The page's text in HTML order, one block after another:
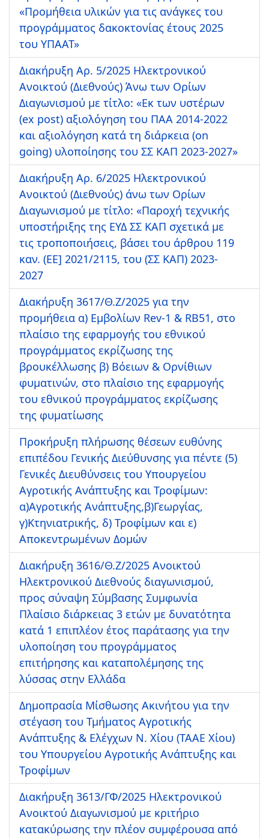
«Προμήθεια υλικών για τις ανάγκες του
προγράμματος δακοκτονίας έτους 2025
του ΥΠΑΑΤ»
Διακήρυξη Αρ. 5/2025 Ηλεκτρονικού
Ανοικτού (Διεθνούς) Άνω των Ορίων
Διαγωνισμού με τίτλο: «Εκ των υστέρων
(ex post) αξιολόγηση του ΠΑΑ 2014-2022
και αξιολόγηση κατά τη διάρκεια (on
going) υλοποίησης του ΣΣ ΚΑΠ 2023-2027»
Διακήρυξη Αρ. 6/2025 Ηλεκτρονικού
Ανοικτού (Διεθνούς) άνω των Ορίων
Διαγωνισμού με τίτλο: «Παροχή τεχνικής
υποστήριξης της ΕΥΔ ΣΣ ΚΑΠ σχετικά με
τις τροποποιήσεις, βάσει του άρθρου 119
καν. (ΕΕ] 2021/2115, του (ΣΣ ΚΑΠ) 2023-
2027
Διακήρυξη 3617/Θ.Ζ/2025 για την
προμήθεια α) Εμβολίων Rev-1 & RB51, στο
πλαίσιο της εφαρμογής του εθνικού
προγράμματος εκρίζωσης της
βρουκέλλωσης β) Βόειων & Ορνίθιων
φυματινών, στο πλαίσιο της εφαρμογής
του εθνικού προγράμματος εκρίζωσης
της φυματίωσης
Προκήρυξη πλήρωσης θέσεων ευθύνης
επιπέδου Γενικής Διεύθυνσης για πέντε (5)
Γενικές Διευθύνσεις του Υπουργείου
Αγροτικής Ανάπτυξης και Τροφίμων:
α)Αγροτικής Ανάπτυξης,β)Γεωργίας,
γ)Κτηνιατρικής, δ) Τροφίμων και ε)
Αποκεντρωμένων Δομών
Διακήρυξη 3616/Θ.Ζ/2025 Ανοικτού
Ηλεκτρονικού Διεθνούς διαγωνισμού,
προς σύναψη Σύμβασης Συμφωνία
Πλαίσιο διάρκειας 3 ετών με δυνατότητα
κατά 1 επιπλέον έτος παράτασης για την
υλοποίηση του προγράμματος
επιτήρησης και καταπολέμησης της
λύσσας στην Ελλάδα
Δημοπρασία Μίσθωσης Ακινήτου για την
στέγαση του Τμήματος Αγροτικής
Ανάπτυξης & Ελέγχων Ν. Χίου (ΤΑΑΕ Χίου)
του Υπουργείου Αγροτικής Ανάπτυξης και
Τροφίμων
Διακήρυξη 3613/ΓΦ/2025 Ηλεκτρονικού
Ανοικτού Διαγωνισμού με κριτήριο
κατακύρωσης την πλέον συμφέρουσα από